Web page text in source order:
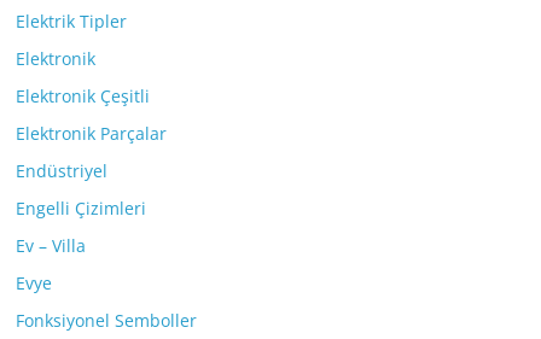
Elektrik Tipler
Elektronik
Elektronik Çeşitli
Elektronik Parçalar
Endüstriyel
Engelli Çizimleri
Ev – Villa
Evye
Fonksiyonel Semboller